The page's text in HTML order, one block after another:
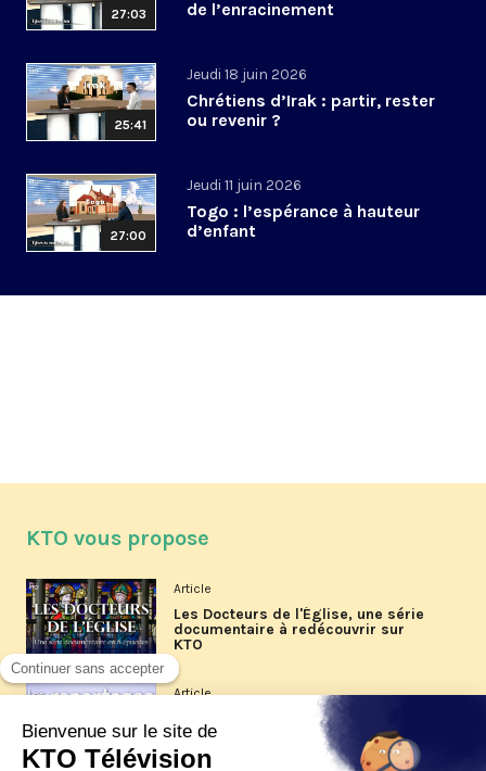
27:03
de l’enracinement
25:41
Jeudi 18 juin 2026
Chrétiens d’Irak : partir, rester
ou revenir ?
27:00
Jeudi 11 juin 2026
Togo : l’espérance à hauteur
d’enfant
KTO vous propose
Article
Les Docteurs de l'Église, une série
documentaire à redécouvrir sur
KTO
Article
Les reportages d'été 2026 de KTO